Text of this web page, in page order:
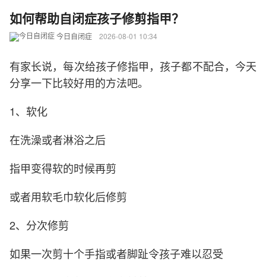
如何帮助自闭症孩子修剪指甲？
今日自闭症 2026-08-01 10:34
有家长说，每次给孩子修指甲，孩子都不配合，今天
分享一下比较好用的方法吧。
1、软化
在洗澡或者淋浴之后
指甲变得软的时候再剪
或者用软毛巾软化后修剪
2、分次修剪
如果一次剪十个手指或者脚趾令孩子难以忍受